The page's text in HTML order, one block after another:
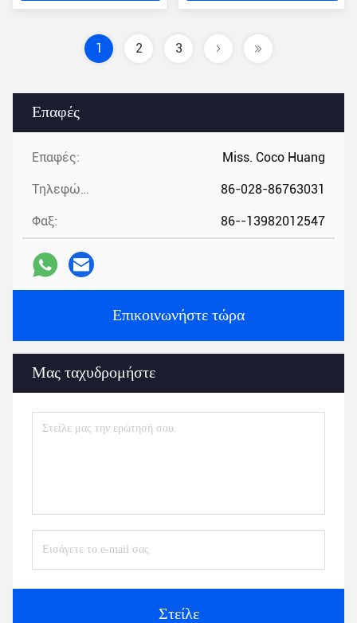
Επαφές
Επαφές: Miss. Coco Huang
Τηλεφώνημα: 86-028-86763031
Φαξ: 86--13982012547
Επικοινωνήστε τώρα
Μας ταχυδρομήστε
Στείλε
1 2 3